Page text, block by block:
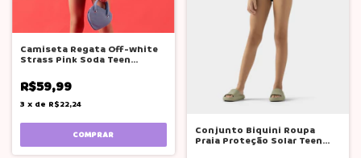
Camiseta Regata Off-white
Strass Pink Soda Teen
R$59,99
3 x de R$22,24
COMPRAR Conjunto Biquini Roupa
Praia Proteção Solar Teen